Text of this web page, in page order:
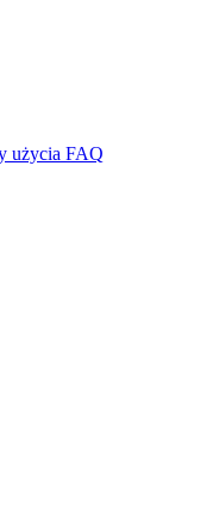
użycia FAQ